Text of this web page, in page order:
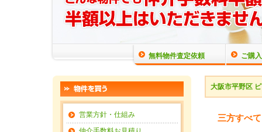
無料物件査定依頼 ご購
営業方針・仕組み
大阪市平野区
三方すべ